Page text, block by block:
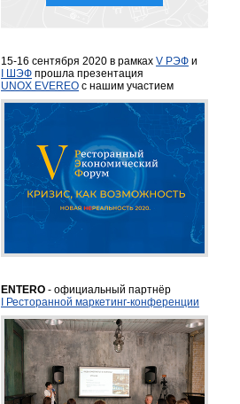
15-16 сентября 2020 в рамках V РЭФ и
I ШЭФ прошла презентация
UNOX EVEREO с нашим участием
ENTERO - официальный партнёр
I Ресторанной маркетинг-конференции